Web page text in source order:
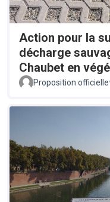
Action pour la
décharge
Chaubet en
Proposition officielle